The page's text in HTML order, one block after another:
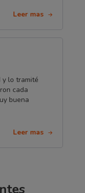
Leer mas
y lo tramité
cada
buena
Leer mas